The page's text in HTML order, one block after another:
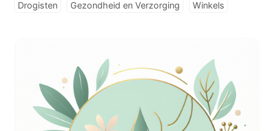
Drogisten Gezondheid en Verzorging Winkels